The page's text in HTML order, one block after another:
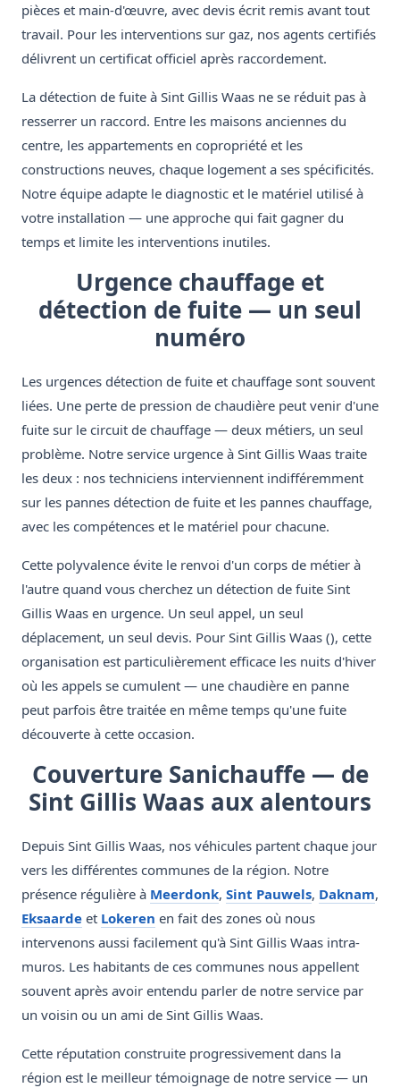
pièces et main-d'œuvre, avec devis écrit remis avant tout
travail. Pour les interventions sur gaz, nos agents certifiés
délivrent un certificat officiel après raccordement.
La détection de fuite à Sint Gillis Waas ne se réduit pas à
resserrer un raccord. Entre les maisons anciennes du
centre, les appartements en copropriété et les
constructions neuves, chaque logement a ses spécificités.
Notre équipe adapte le diagnostic et le matériel utilisé à
votre installation — une approche qui fait gagner du
temps et limite les interventions inutiles.
Urgence chauffage et
détection de fuite — un seul
numéro
Les urgences détection de fuite et chauffage sont souvent
liées. Une perte de pression de chaudière peut venir d'une
fuite sur le circuit de chauffage — deux métiers, un seul
problème. Notre service urgence à Sint Gillis Waas traite
les deux : nos techniciens interviennent indifféremment
sur les pannes détection de fuite et les pannes chauffage,
avec les compétences et le matériel pour chacune.
Cette polyvalence évite le renvoi d'un corps de métier à
l'autre quand vous cherchez un détection de fuite Sint
Gillis Waas en urgence. Un seul appel, un seul
déplacement, un seul devis. Pour Sint Gillis Waas (), cette
organisation est particulièrement efficace les nuits d'hiver
où les appels se cumulent — une chaudière en panne
peut parfois être traitée en même temps qu'une fuite
découverte à cette occasion.
Couverture Sanichauffe — de
Sint Gillis Waas aux alentours
Depuis Sint Gillis Waas, nos véhicules partent chaque jour
vers les différentes communes de la région. Notre
présence régulière à Meerdonk, Sint Pauwels, Daknam,
Eksaarde et Lokeren en fait des zones où nous
intervenons aussi facilement qu'à Sint Gillis Waas intra-
muros. Les habitants de ces communes nous appellent
souvent après avoir entendu parler de notre service par
un voisin ou un ami de Sint Gillis Waas.
Cette réputation construite progressivement dans la
région est le meilleur témoignage de notre service — un